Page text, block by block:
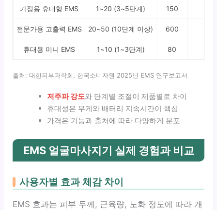
가정용 휴대형 EMS 1~20 (3~5단계) 150
전문가용 고출력 EMS 20~50 (10단계 이상) 600
휴대용 미니 EMS 1~10 (1~3단계) 80
출처: 대한피부과학회, 한국소비자원 2025년 EMS 연구보고서
저주파 강도와 단계별 조절이 제품별로 차이
휴대성은 무게와 배터리 지속시간이 핵심
가격은 기능과 출처에 따라 다양하게 분포
EMS 얼굴마사지기 실제 경험과 비교
사용자별 효과 체감 차이
EMS 효과는 피부 두께, 근육량, 노화 정도에 따라 개